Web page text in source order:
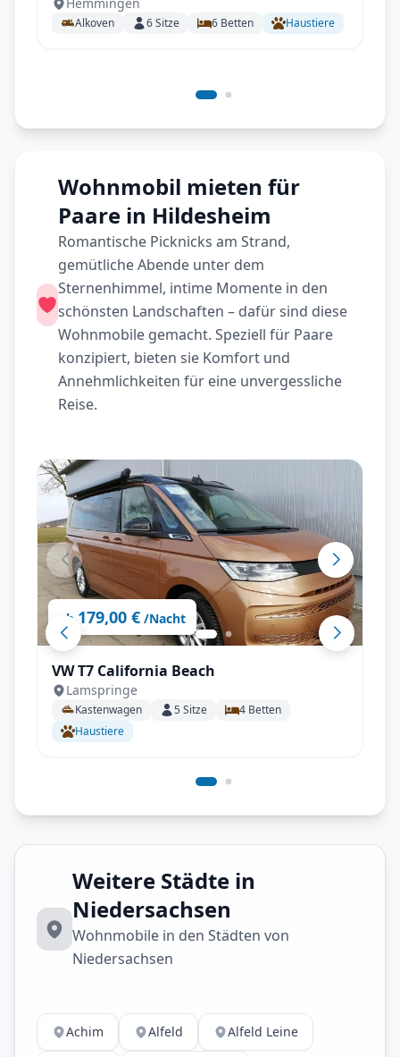
Doppelbett für 6 Personen
Alkoven 6Sitze 6 Betten Haustiere
Wohnmobil mieten für
Paare in Hildesheim
Romantische Picknicks am Strand,
gemütliche Abende unter dem
Sternenhimmel, intime Momente in den
schönsten Landschaften – dafür sind diese
Wohnmobile gemacht. Speziell für Paare
konzipiert, bieten sie Komfort und
Annehmlichkeiten für eine unvergessliche
Reise.
ab 179,00 € /Nacht
VW T7 California Beach
Lamspringe
Kastenwagen 5Sitze 4 Betten
Haustiere
Weitere Städte in
Niedersachsen
Wohnmobile in den Städten von
Niedersachsen
Achim Alfeld Alfeld Leine